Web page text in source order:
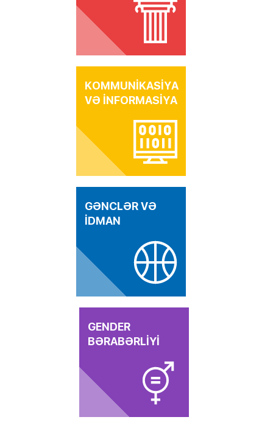
KOMMUNİKASİYA
VƏ İNFORMASİYA
GƏNCLƏR VƏ
İDMAN
GENDER
BƏRABƏRLİYİ